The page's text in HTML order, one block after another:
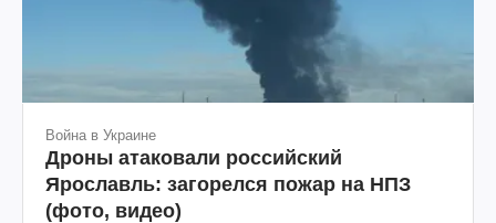
Война в Украине
Дроны атаковали российский
Ярославль: загорелся пожар на НПЗ
(фото, видео)